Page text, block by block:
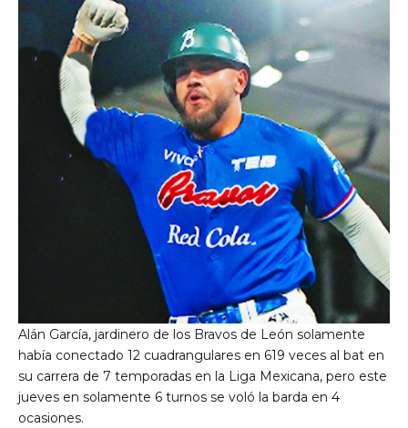
Alán García, jardinero de los Bravos de León solamente
había conectado 12 cuadrangulares en 619 veces al bat en
su carrera de 7 temporadas en la Liga Mexicana, pero este
jueves en solamente 6 turnos se voló la barda en 4
ocasiones.